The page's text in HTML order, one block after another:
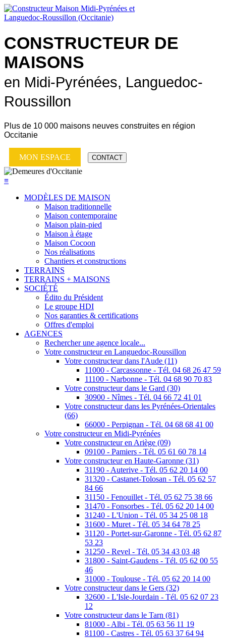
CONSTRUCTEUR DE
MAISONS
en Midi-Pyrénées, Languedoc-
Roussillon
Plus de 10 000 maisons neuves construites en région
Occitanie
MON ESPACE CONTACT
≡
MODÈLES DE MAISON
Maison traditionnelle
Maison contemporaine
Maison plain-pied
Maison à étage
Maison Cocoon
Nos réalisations
Chantiers et constructions
TERRAINS
TERRAINS + MAISONS
SOCIÉTÉ
Édito du Président
Le groupe HDI
Nos garanties & certifications
Offres d'emploi
AGENCES
Rechercher une agence locale...
Votre constructeur en Languedoc-Roussillon
Votre constructeur dans l'Aude (11)
11000 - Carcassonne - Tél. 04 68 26 47 59
11100 - Narbonne - Tél. 04 68 90 70 83
Votre constructeur dans le Gard (30)
30900 - Nîmes - Tél. 04 66 72 41 01
Votre constructeur dans les Pyrénées-Orientales
(66)
66000 - Perpignan - Tél. 04 68 68 41 00
Votre constructeur en Midi-Pyrénées
Votre constructeur en Ariège (09)
09100 - Pamiers - Tél. 05 61 60 78 14
Votre constructeur en Haute-Garonne (31)
31190 - Auterive - Tél. 05 62 20 14 00
31320 - Castanet-Tolosan - Tél. 05 62 57
84 66
31150 - Fenouillet - Tél. 05 62 75 38 66
31470 - Fonsorbes - Tél. 05 62 20 14 00
31240 - L'Union - Tél. 05 34 25 08 18
31600 - Muret - Tél. 05 34 64 78 25
31120 - Portet-sur-Garonne - Tél. 05 62 87
53 23
31250 - Revel - Tél. 05 34 43 03 48
31800 - Saint-Gaudens - Tél. 05 62 00 55
46
31000 - Toulouse - Tél. 05 62 20 14 00
Votre constructeur dans le Gers (32)
32600 - L'Isle-Jourdain - Tél. 05 62 07 23
12
Votre constructeur dans le Tarn (81)
81000 - Albi - Tél. 05 63 56 11 19
81100 - Castres - Tél. 05 63 37 64 94